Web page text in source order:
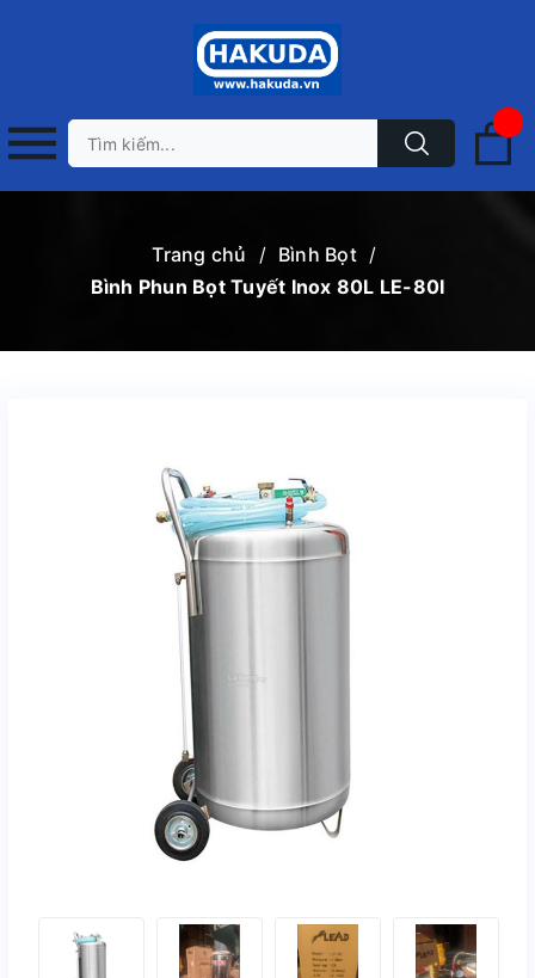
Trang chủ / Bình Bọt /
Bình Phun Bọt Tuyết Inox 80L LE-80I